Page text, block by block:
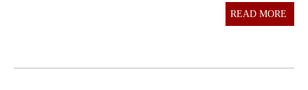
READ MORE